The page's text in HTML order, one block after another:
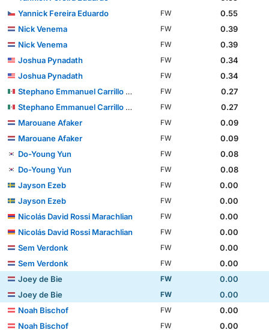
Yannick Fereira Eduardo
FW
0.55
Nick Venema
FW
0.39
Nick Venema
FW
0.39
Joshua Pynadath
FW
0.34
Joshua Pynadath
FW
0.34
Stephano Emmanuel Carrillo Calderón
FW
0.27
Stephano Emmanuel Carrillo Calderón
FW
0.27
Marouane Afaker
FW
0.09
Marouane Afaker
FW
0.09
Do-Young Yun
FW
0.08
Do-Young Yun
FW
0.08
Jayson Ezeb
FW
0.00
Jayson Ezeb
FW
0.00
Nicolás David Rossi Marachlian
FW
0.00
Nicolás David Rossi Marachlian
FW
0.00
Sem Verdonk
FW
0.00
Sem Verdonk
FW
0.00
Joey de Bie
FW
0.00
Joey de Bie
FW
0.00
Noah Bischof
FW
0.00
Noah Bischof
FW 0.00